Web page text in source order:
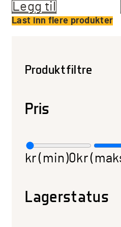
Legg til
Last inn flere produkter
Produktfiltre
Pris
kr (min)0 kr
Lagerstatus